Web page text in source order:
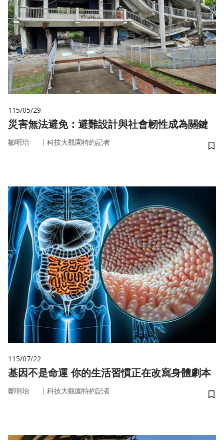
115/05/29
災害無法避免：避難設計與社會韌性成為關鍵
鄒明珆 ｜ 科技大觀園特約記者
儲
115/07/22
基因不是命運 你的生活習慣正在改寫身體劇本
鄒明珆 ｜ 科技大觀園特約記者
儲